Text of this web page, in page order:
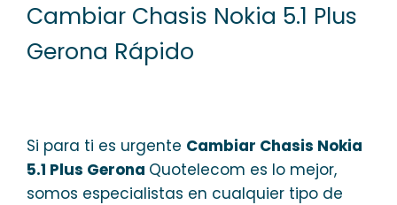
Cambiar Chasis Nokia 5.1 Plus
Gerona Rápido
Si para ti es urgente Cambiar Chasis Nokia
5.1 Plus Gerona Quotelecom es lo mejor,
somos especialistas en cualquier tipo de